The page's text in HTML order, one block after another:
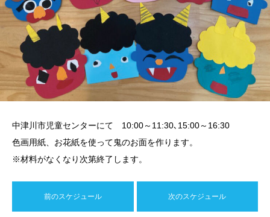
中津川市児童センターにて 10:00～11:30､15:00～16:30
色画用紙、お花紙を使って鬼のお面を作ります。
※材料がなくなり次第終了します。
前のスケジュール 次のスケジュール